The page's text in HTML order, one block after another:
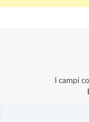
I campi